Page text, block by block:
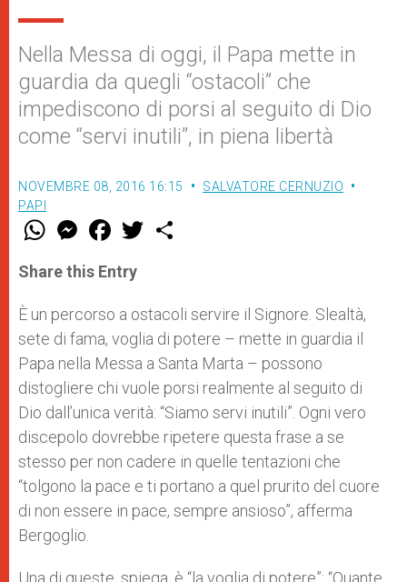
Nella Messa di oggi, il Papa mette in
guardia da quegli “ostacoli” che
impediscono di porsi al seguito di Dio
come “servi inutili”, in piena libertà
NOVEMBRE 08, 2016 16:15
SALVATORE CERNUZIO
PAPI
W
t
s
p
p
M
e
s
e
g
e
r
F
a
e
b
o
k
w
r
Share this Entry
È un percorso a ostacoli servire il Signore. Slealtà,
sete di fama, voglia di potere – mette in guardia il
Papa nella Messa a Santa Marta – possono
distogliere chi vuole porsi realmente al seguito di
Dio dall’unica verità: “Siamo servi inutili”. Ogni vero
discepolo dovrebbe ripetere questa frase a se
stesso per non cadere in quelle tentazioni che
“tolgono la pace e ti portano a quel prurito del cuore
di non essere in pace, sempre ansioso”, afferma
Bergoglio.
Una di queste, spiega, è “la voglia di potere”: “Quante